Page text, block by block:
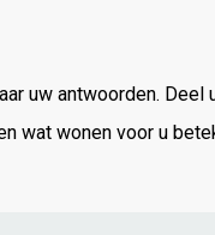
uw antwoorden.
wat wonen voor u